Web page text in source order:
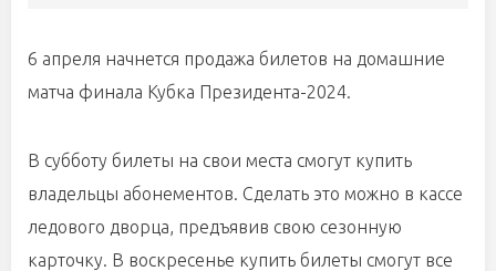
6 апреля начнется продажа билетов на домашние
матча финала Кубка Президента-2024.
В субботу билеты на свои места смогут купить
владельцы абонементов. Сделать это можно в кассе
ледового дворца, предъявив свою сезонную
карточку. В воскресенье купить билеты смогут все